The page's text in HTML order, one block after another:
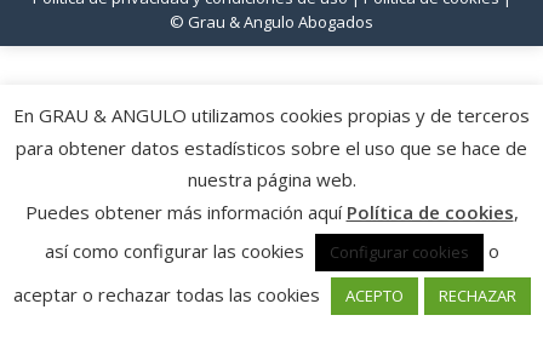
© Grau & Angulo Abogados
En GRAU & ANGULO utilizamos cookies propias y de terceros
para obtener datos estadísticos sobre el uso que se hace de
nuestra página web.
Puedes obtener más información aquí Política de cookies,
así como configurar las cookies
Configurar cookies
o
aceptar o rechazar todas las cookies
ACEPTO RECHAZAR